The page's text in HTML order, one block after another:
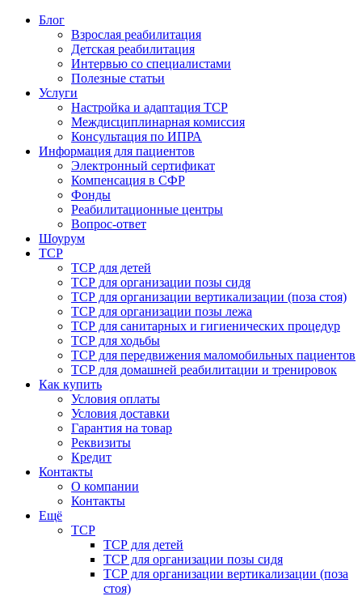
Блог
Взрослая реабилитация
Детская реабилитация
Интервью со специалистами
Полезные статьи
Услуги
Настройка и адаптация ТСР
Междисциплинарная комиссия
Консультация по ИПРА
Информация для пациентов
Электронный сертификат
Компенсация в СФР
Фонды
Реабилитационные центры
Вопрос-ответ
Шоурум
ТСР
ТСР для детей
ТСР для организации позы сидя
ТСР для организации вертикализации (поза стоя)
ТСР для организации позы лежа
ТСР для санитарных и гигиенических процедур
ТСР для ходьбы
ТСР для передвижения маломобильных пациентов
ТСР для домашней реабилитации и тренировок
Как купить
Условия оплаты
Условия доставки
Гарантия на товар
Реквизиты
Кредит
Контакты
О компании
Контакты
Ещё
ТСР
ТСР для детей
ТСР для организации позы сидя
ТСР для организации вертикализации (поза
стоя)